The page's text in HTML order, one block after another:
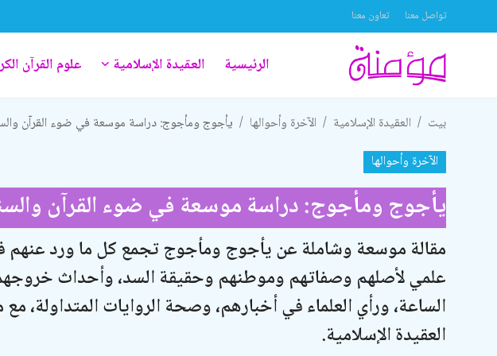
تواصل معنا تعاون معنا
الرئيسية العقيدة الإسلامية علوم القرآن
تعاون معنا
العقيدة الإسلامية
علوم القرآن الكريم
الطهارة والعبادات
الخطوبة والزواج والطلاق
اللباس والزينة
بيت العقيدة الإسلامية الآخرة وأحوالها
يأجوج ومأجوج: دراسة موسعة في ضوء القرآن
الآخرة وأحوالها
يأجوج ومأجوج: دراسة موسعة في ضوء القرآن
مقالة موسعة وشاملة عن يأجوج ومأجوج تجمع كل ما ورد عنهم
علمي لأصلهم وصفاتهم وموطنهم وحقيقة السد، وأحداث
الساعة، ورأي العلماء في أخبارهم، وصحة الروايات المتداولة،
العقيدة الإسلامية.